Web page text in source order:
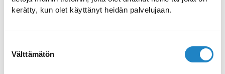
kerätty, kun olet käyttänyt heidän palvelujaan.
valinta
Välttämätön
Wahl für den Alltag oder als Geschenk.
Leenas Leinenparadies
Leena, die Gründerin und Seele der